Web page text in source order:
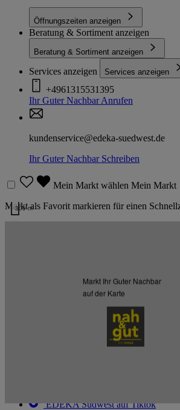
Öffnungszeiten anzeigen
Beratung & Sortiment anzeigen
Beratung & Sortiment anzeigen
Services anzeigen Services anzeigen
+4961315531395
Ihr Guter NachbarAnrufen
kundenservice@edeka-suedwest.de
Ihr Guter NachbarSchreiben
Mein Markt wählen Mein Markt
Markt als Favorit markieren für einen
Markt Ihr Guter Nachbar
auf der Karte
300 m
Zum Newsletter anmelden
Deine E-Mail-Adresse (Pflichtfeld)
EDEKA Südwest auf Tiktok